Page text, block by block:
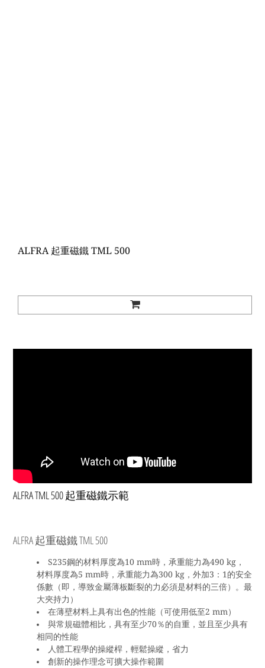
ALFRA 起重磁鐵 TML 500
ALFRA TML 500 起重磁鐵示範
ALFRA 起重磁鐵 TML 500
S235鋼的材料厚度為10 mm時，承重能力為490 kg，
材料厚度為5 mm時，承重能力為300 kg，外加3：1的安全
係數（即，導致金屬薄板斷裂的力必須是材料的三倍）。最
大夾持力）
在薄壁材料上具有出色的性能（可使用低至2 mm）
與常規磁體相比，具有至少70％的自重，並且至少具有
相同的性能
人體工程學的操縱桿，輕鬆操縱，省力
創新的操作理念可擴大操作範圍